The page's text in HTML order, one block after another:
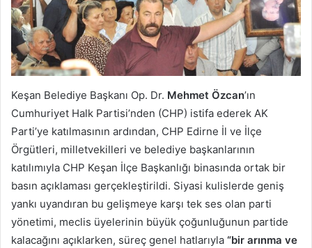
Keşan Belediye Başkanı Op. Dr. Mehmet Özcan’ın
Cumhuriyet Halk Partisi’nden (CHP) istifa ederek AK
Parti’ye katılmasının ardından, CHP Edirne İl ve İlçe
Örgütleri, milletvekilleri ve belediye başkanlarının
katılımıyla CHP Keşan İlçe Başkanlığı binasında ortak bir
basın açıklaması gerçekleştirildi. Siyasi kulislerde geniş
yankı uyandıran bu gelişmeye karşı tek ses olan parti
yönetimi, meclis üyelerinin büyük çoğunluğunun partide
kalacağını açıklarken, süreç genel hatlarıyla “bir arınma ve